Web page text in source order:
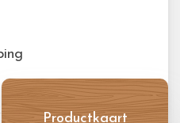
Productkaart